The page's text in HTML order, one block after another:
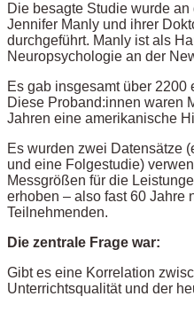
Die besagte Studie wurde
Jennifer Manly und ihrer
durchgeführt. Manly ist als
Neuropsychologie an der
Es gab insgesamt über 2200
Diese Proband:innen waren
Jahren eine amerikanische
Es wurden zwei Datensätze
und eine Folgestudie)
Messgrößen für die
erhoben – also fast 60 Jahre
Teilnehmenden.
Die zentrale Frage war:
Gibt es eine Korrelation
Unterrichtsqualität und der